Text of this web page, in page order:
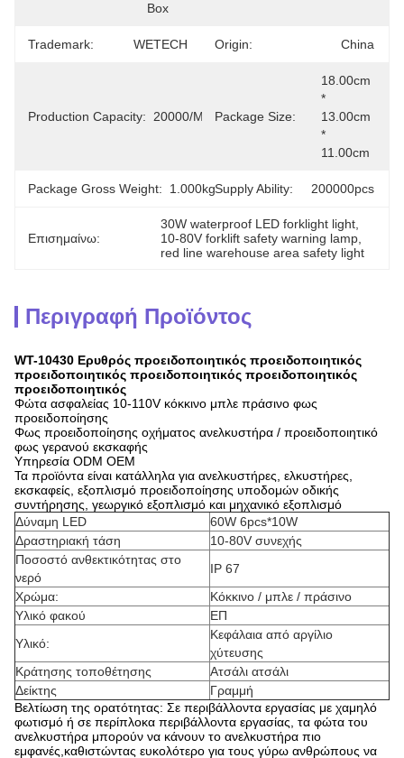
Box
Trademark: WETECH Origin: China
Production Capacity: 20000/MonthPackage Size:
18.00cm
*
13.00cm
*
11.00cm
Package Gross Weight: 1.000kgSupply Ability: 200000pcs
Επισημαίνω:
30W waterproof LED forklight light
10-80V forklift safety warning lamp
red line warehouse area safety light
Περιγραφή Προϊόντος
WT-10430 Ερυθρός προειδοποιητικός προειδοποιητικός
προειδοποιητικός προειδοποιητικός προειδοποιητικός
προειδοποιητικός
Φώτα ασφαλείας 10-110V κόκκινο μπλε πράσινο φως
προειδοποίησης
Φως προειδοποίησης οχήματος ανελκυστήρα / προειδοποιητικό
φως γερανού εκσκαφής
Υπηρεσία ODM OEM
Τα προϊόντα είναι κατάλληλα για ανελκυστήρες, ελκυστήρες,
εκσκαφείς, εξοπλισμό προειδοποίησης υποδομών οδικής
συντήρησης, γεωργικό εξοπλισμό και μηχανικό εξοπλισμό
Δύναμη LED
60W 6pcs*10W
Δραστηριακή τάση
10-80V συνεχής
Ποσοστό ανθεκτικότητας στο
νερό
IP 67
Χρώμα:
Κόκκινο / μπλε / πράσινο
Υλικό φακού
ΕΠ
Υλικό:
Κεφάλαια από αργίλιο
χύτευσης
Κράτησης τοποθέτησης
Ατσάλι ατσάλι
Δείκτης
Γραμμή
Βελτίωση της ορατότητας: Σε περιβάλλοντα εργασίας με χαμηλό
φωτισμό ή σε περίπλοκα περιβάλλοντα εργασίας, τα φώτα του
ανελκυστήρα μπορούν να κάνουν το ανελκυστήρα πιο
εμφανές,καθιστώντας ευκολότερο για τους γύρω ανθρώπους να